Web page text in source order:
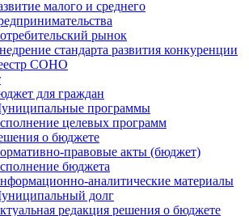
малого и среднего
рынок
стандарта развития конкуренции
СОНО
для граждан
программы
целевых программ
о бюджете
правовые акты (бюджет)
бюджета
аналитические материалы
долг
редакция решения о бюджете